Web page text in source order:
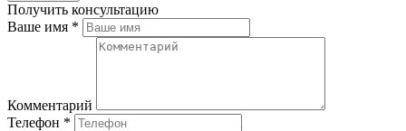
Получить консультацию
Ваше имя *
Комментарий
Телефон *